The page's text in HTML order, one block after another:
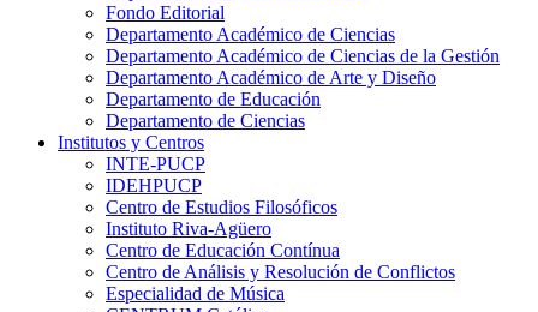
Fondo Editorial
Departamento Académico de Ciencias
Departamento Académico de Ciencias de la Gestión
Departamento Académico de Arte y Diseño
Departamento de Educación
Departamento de Ciencias
Institutos y Centros
INTE-PUCP
IDEHPUCP
Centro de Estudios Filosóficos
Instituto Riva-Agüero
Centro de Educación Contínua
Centro de Análisis y Resolución de Conflictos
Especialidad de Música